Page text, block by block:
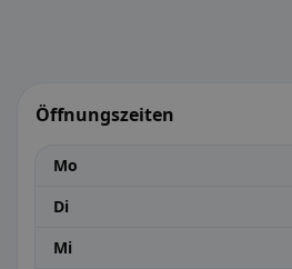
Öffnungszeiten
Mo
Di
Mi